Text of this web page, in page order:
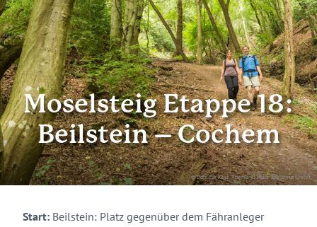
© Dominik Ketz, Rheinland-Pfalz Tourismus GmbH
Moselsteig Etappe 18:
Beilstein – Cochem
Start: Beilstein: Platz gegenüber dem Fähranleger